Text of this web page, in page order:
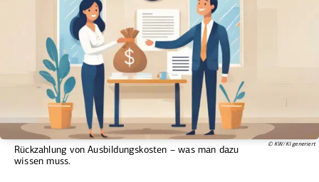
Rückzahlung von Ausbildungskosten – was man dazu
wissen muss.
© KW/KI generiert